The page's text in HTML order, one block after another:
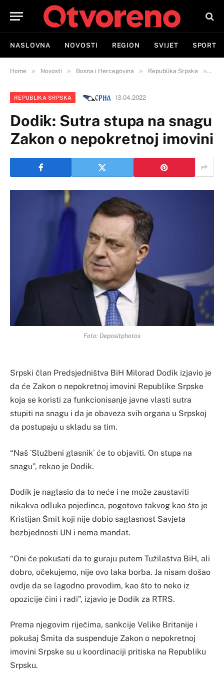
NASLOVNA NOVOSTI REGION SVIJET SPORT
Home » Novosti » Bosna i Hercegovina » Republika Srpska »
REPUBLIKA SRPSKA 13.04.2022
Dodik: Sutra stupa na snagu
Zakon o nepokretnoj imovini
Foto: Depositphotos
Srpski član Predsjedništva BiH Milorad Dodik izjavio je
da će Zakon o nepokretnoj imovini Republike Srpske
koja se koristi za funkcionisanje javne vlasti sutra
stupiti na snagu i da je obaveza svih organa u Srpskoj
da postupaju u skladu sa tim.
“Naš `Službeni glasnik` će to objaviti. On stupa na
snagu”, rekao je Dodik.
Dodik je naglasio da to neće i ne može zaustaviti
nikakva odluka pojedinca, pogotovo takvog kao što je
Kristijan Šmit koji nije dobio saglasnost Savjeta
bezbjednosti UN i nema mandat.
“Oni će pokušati da to guraju putem Tužilaštva BiH, ali
dobro, očekujemo, nije ovo laka borba. Ja nisam došao
ovdje da se lagodno provodim, kao što to neko iz
opozicije čini i radi”, izjavio je Dodik za RTRS.
Prema njegovim riječima, sankcije Velike Britanije i
pokušaj Šmita da suspenduje Zakon o nepokretnoj
imovini Srpske su u koordinaciji pritiska na Republiku
Srpsku.